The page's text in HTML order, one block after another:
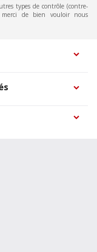
types de contrôle (contre-
merci de bien vouloir nous